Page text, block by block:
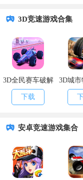
3D竞速游戏合集
3D全民赛车破解
版
下载
3D城
修
安卓竞速游戏集合